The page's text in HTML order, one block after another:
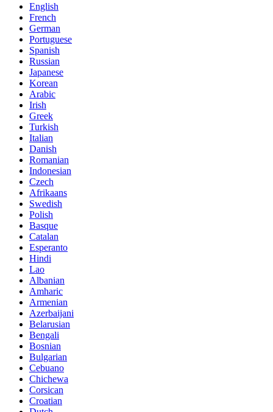
English
French
German
Portuguese
Spanish
Russian
Japanese
Korean
Arabic
Irish
Greek
Turkish
Italian
Danish
Romanian
Indonesian
Czech
Afrikaans
Swedish
Polish
Basque
Catalan
Esperanto
Hindi
Lao
Albanian
Amharic
Armenian
Azerbaijani
Belarusian
Bengali
Bosnian
Bulgarian
Cebuano
Chichewa
Corsican
Croatian